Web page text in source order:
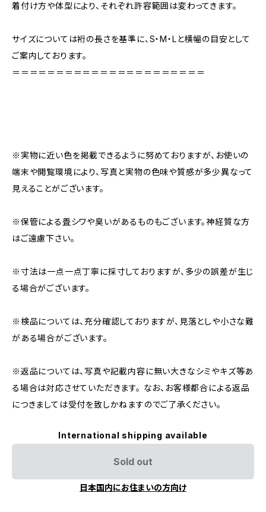
着付け方や体型により、それぞれ許容範囲は変わってきます。
サイズについては裄の長さを基準に、S・M・Lと横幅の目安として
ご案内しております。
＝＝＝＝＝＝＝＝＝＝＝＝＝＝＝＝＝＝＝＝＝＝
※実物に近い色を掲載できるように努めておりますが、お使いの
端末や閲覧環境により、写真と実物の色味や質感が多少異なって
見えることがございます。
※保管による畳シワや臭いがあるものもございます。神経質な方
はご遠慮下さい。
※寸法は一点一点丁寧に採寸しておりますが、多少の誤差が生じ
る場合がございます。
※検品については、充分確認しておりますが、見落としや小さな難
がある場合がございます。
※返品については、写真や記載内容に無い大きなシミやキズ等あ
る場合は対応させていただきます。 なお、お客様都合による返品
につきましては受付を致しかねますのでご了承ください。
International shipping available
Sold out
日本国内にお住まいの方向け